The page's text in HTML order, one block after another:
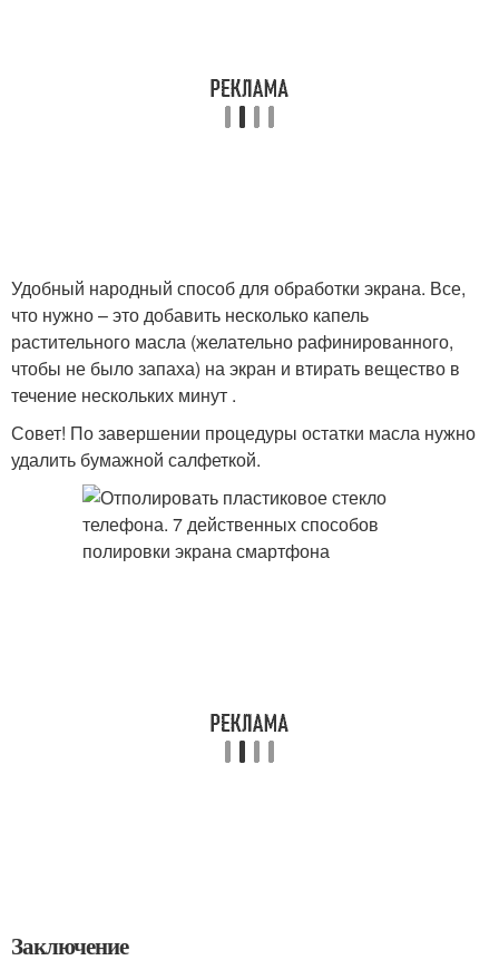
Удобный народный способ для обработки экрана. Все,
что нужно – это добавить несколько капель
растительного масла (желательно рафинированного,
чтобы не было запаха) на экран и втирать вещество в
течение нескольких минут .
Совет! По завершении процедуры остатки масла нужно
удалить бумажной салфеткой.
Заключение